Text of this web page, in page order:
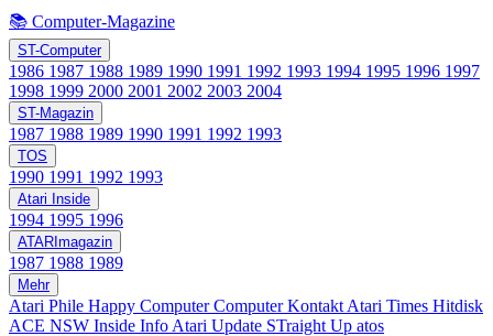
📚 Computer-Magazine
ST-Computer
1986 1987 1988 1989 1990 1991 1992 1993 1994 1995 1996 1997
1998 1999 2000 2001 2002 2003 2004
ST-Magazin
1987 1988 1989 1990 1991 1992 1993
TOS
1990 1991 1992 1993
Atari Inside
1994 1995 1996
ATARImagazin
1987 1988 1989
Mehr
Atari Phile Happy ComputerComputer Kontakt Atari Times Hitdisk
ACE NSW Inside Info Atari Update STraight Up atos